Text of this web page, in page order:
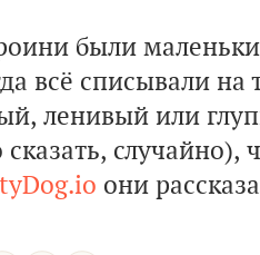
были
всё списывали на
ленивый или
случайно),
они